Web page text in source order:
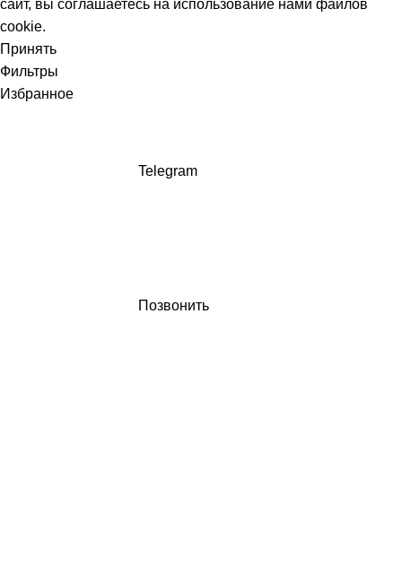
сайт, вы соглашаетесь на использование нами файлов
cookie.
Принять
Фильтры
Избранное
Telegram
Позвонить